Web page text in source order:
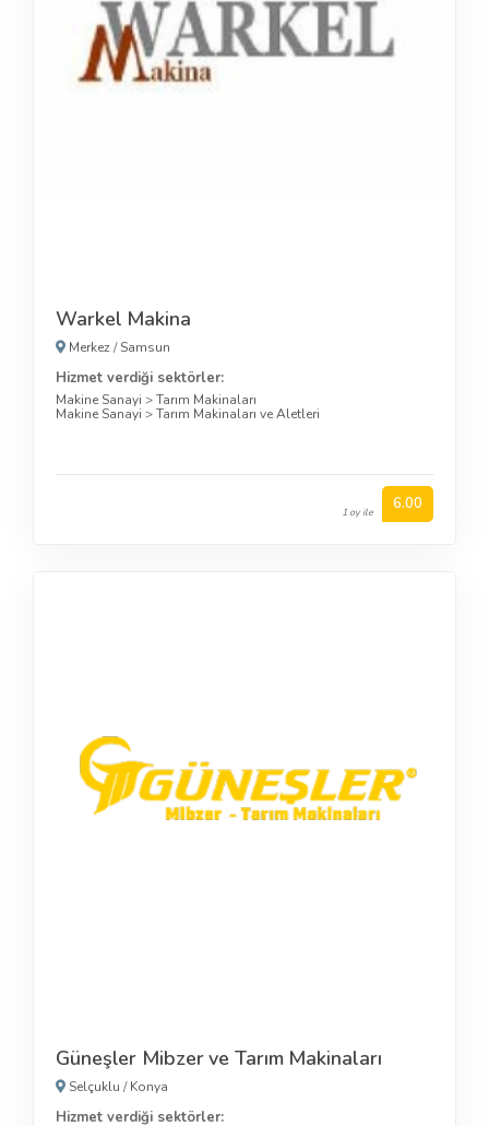
Warkel Makina
Merkez/Samsun
Hizmet verdiği sektörler:
Makine Sanayi >Tarım Makinaları
Makine Sanayi >Tarım Makinaları ve Aletleri
1 oy ile 6.00
Güneşler Mibzer ve Tarım Makinaları
Selçuklu /Konya
Hizmet verdiği sektörler: